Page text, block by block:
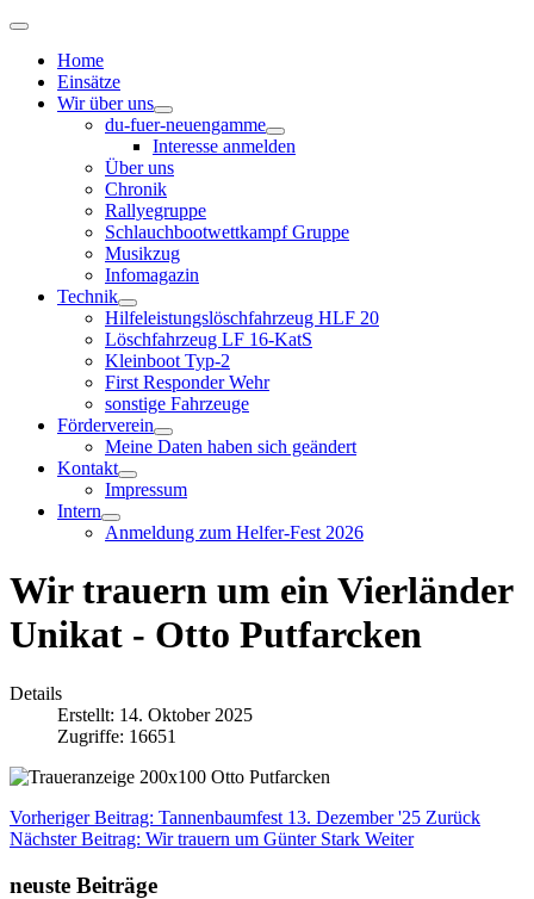
Home
Einsätze
Wir über uns
du-fuer-neuengamme
Interesse anmelden
Über uns
Chronik
Rallyegruppe
Schlauchbootwettkampf Gruppe
Musikzug
Infomagazin
Technik
Hilfeleistungslöschfahrzeug HLF 20
Löschfahrzeug LF 16-KatS
Kleinboot Typ-2
First Responder Wehr
sonstige Fahrzeuge
Förderverein
Meine Daten haben sich geändert
Kontakt
Impressum
Intern
Anmeldung zum Helfer-Fest 2026
Wir trauern um ein Vierländer
Unikat - Otto Putfarcken
Details
Erstellt: 14. Oktober 2025
Zugriffe: 16651
Vorheriger Beitrag: Tannenbaumfest 13. Dezember '25 Zurück
Nächster Beitrag: Wir trauern um Günter Stark Weiter
neuste Beiträge